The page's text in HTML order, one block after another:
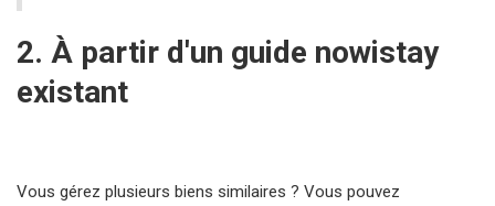
2. À partir d'un guide nowistay
existant
Vous gérez plusieurs biens similaires ? Vous pouvez